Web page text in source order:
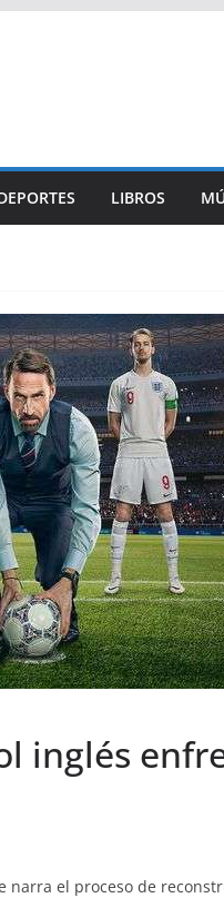
LIBROS
inglés
narra el proceso de